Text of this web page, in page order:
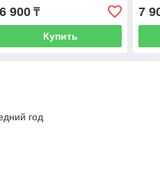
6 900₸
Купить
7
год